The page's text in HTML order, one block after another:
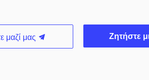
μαζί μας Ζητήστε